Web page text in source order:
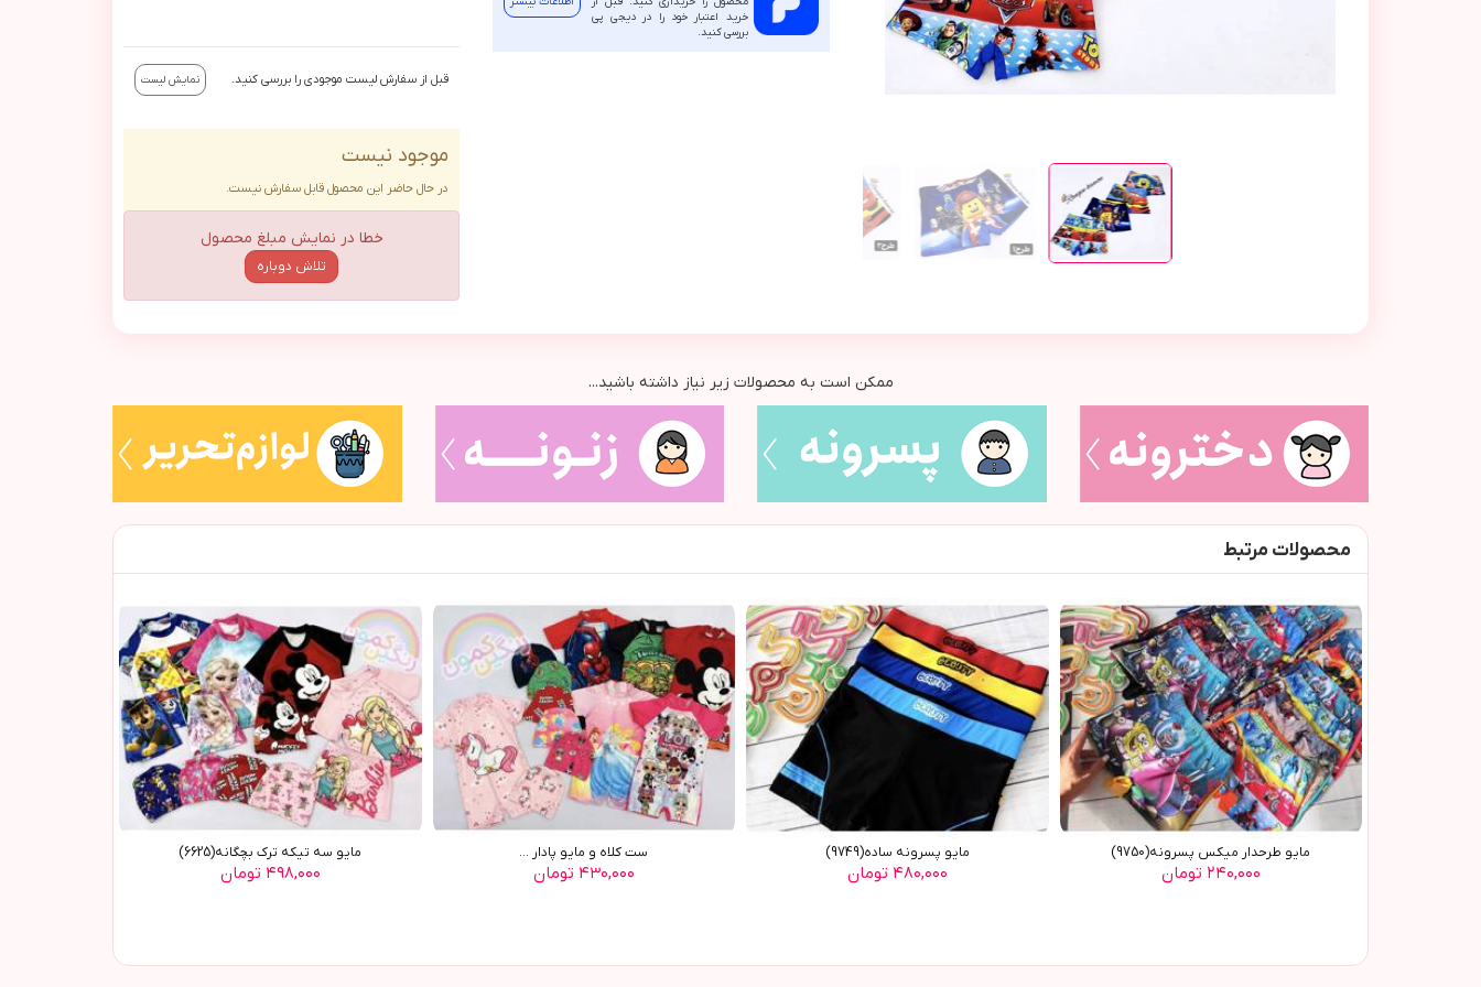
خرید اعتبار خود را در دیجی پی
بررسی کنید.
قبل از سفارش لیست موجودی را بررسی کنید. نمایش لیست
موجود نیست
در حال حاضر این محصول قابل سفارش نیست.
خطا در نمایش مبلغ محصول
تلاش دوباره
ممکن است به محصولات زیر نیاز داشته باشید...
محصولات مرتبط
مایو طرحدار میکس پسرونه(9750)
۲۴۰,۰۰۰ تومان
مایو پسرونه ساده(9749)
۴۸۰,۰۰۰ تومان
ست کلاه و مايو پادار ...
۴۳۰,۰۰۰ تومان
مایو سه تیکه ترک بچگانه(6625)
۴۹۸,۰۰۰ تومان